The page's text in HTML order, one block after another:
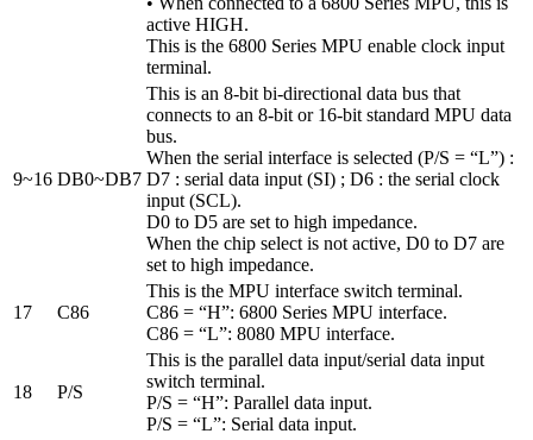
active HIGH.
This is the 6800 Series MPU enable clock input
terminal.
9~16 DB0~DB7
This is an 8-bit bi-directional data bus that
connects to an 8-bit or 16-bit standard MPU data
bus.
When the serial interface is selected (P/S = “L”) :
D7 : serial data input (SI) ; D6 : the serial clock
input (SCL).
D0 to D5 are set to high impedance.
When the chip select is not active, D0 to D7 are
set to high impedance.
17 C86
This is the MPU interface switch terminal.
C86 = “H”: 6800 Series MPU interface.
C86 = “L”: 8080 MPU interface.
18 P/S
This is the parallel data input/serial data input
switch terminal.
P/S = “H”: Parallel data input.
P/S = “L”: Serial data input.